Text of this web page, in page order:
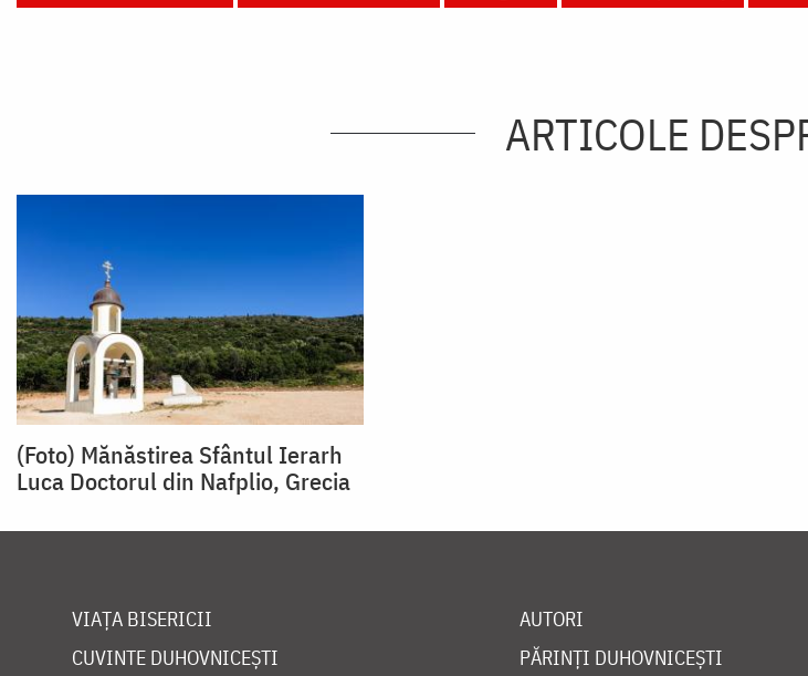
ARTICOLE
(Foto) Mănăstirea Sfântul Ierarh
Luca Doctorul din Nafplio, Grecia
VIAȚA BISERICII
CUVINTE DUHOVNICEȘTI
AUTORI
PĂRINȚI DUHOVNICEȘTI